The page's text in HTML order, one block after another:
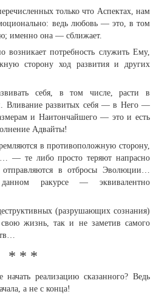
только что Аспектах, нам
ведь любовь — это, в том
именно она — сближает.
возникает потребность служить Ему,
сторону ход развития и других
себя, в том числе, расти в
Вливание развитых себя — в Него —
и Наитончайшего — это и есть
Адвайты!
в противоположную сторону,
— те либо просто теряют напрасно
в отбросы Эволюции…
ракурсе — эквивалентно
(разрушающих сознания)
жизнь, так и не заметив самого
* * *
реализацию сказанного? Ведь
а не с конца!